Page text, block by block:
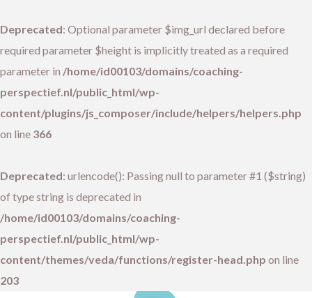
Deprecated: Optional parameter $img_url declared before
required parameter $height is implicitly treated as a required
parameter in /home/id00103/domains/coaching-
perspectief.nl/public_html/wp-
content/plugins/js_composer/include/helpers/helpers.php
on line 366
Deprecated: urlencode(): Passing null to parameter #1 ($string)
of type string is deprecated in
/home/id00103/domains/coaching-
perspectief.nl/public_html/wp-
content/themes/veda/functions/register-head.php on line
203